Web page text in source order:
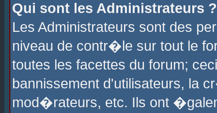
Qui sont les Administrateurs ?
Les Administrateurs sont des
niveau de contr�le sur tout le
toutes les facettes du forum;
bannissement d'utilisateurs, la
mod�rateurs, etc. Ils ont